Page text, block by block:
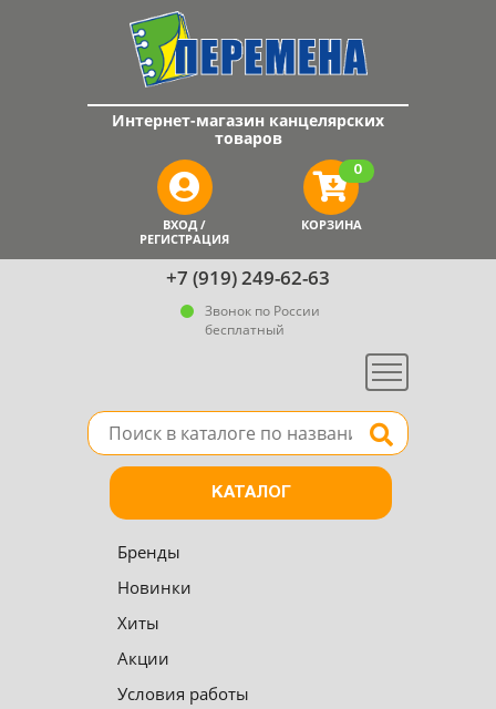
+7 (919) 249-62-63
Звонок по России
бесплатный
Меню
Интернет-магазин канцелярских
товаров
ВХОД /
РЕГИСТРАЦИЯ
КОРЗИНА
0
Поле для поиска товара в каталоге Найти
КАТАЛОГ
Бренды
Новинки
Хиты
Акции
Условия работы